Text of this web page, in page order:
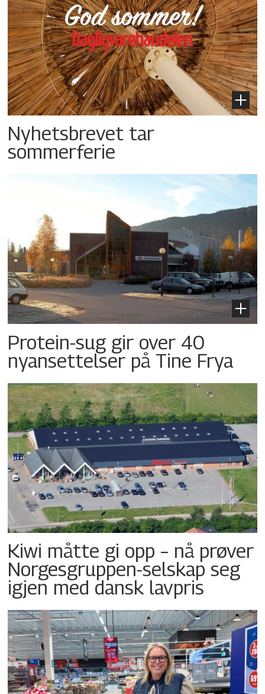
Nyhetsbrevet tar
sommerferie
Protein-sug gir over 40
nyansettelser på Tine Frya
Kiwi måtte gi opp – nå prøver
Norgesgruppen-selskap seg
igjen med dansk lavpris